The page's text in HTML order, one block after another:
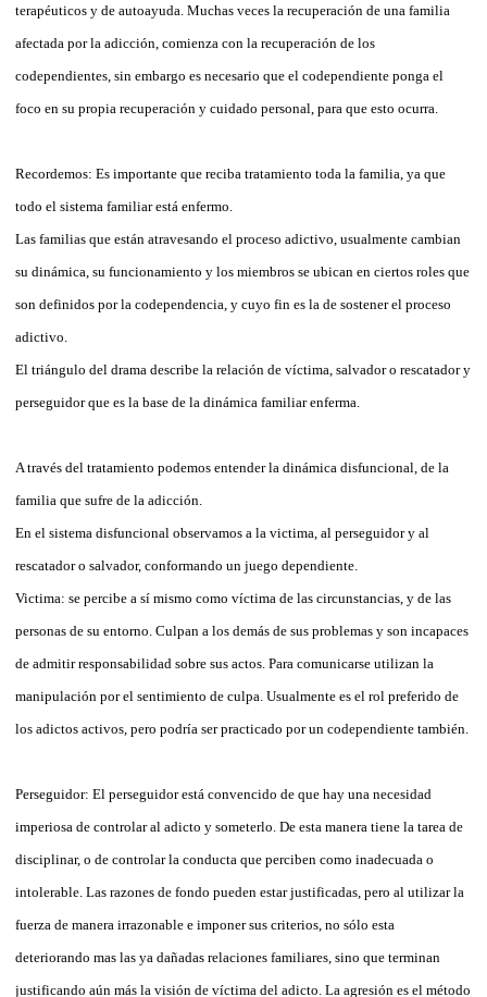
terapéuticos y de autoayuda. Muchas veces la recuperación de una familia
afectada por la adicción, comienza con la recuperación de los
codependientes, sin embargo es necesario que el codependiente ponga el
foco en su propia recuperación y cuidado personal, para que esto ocurra.
Recordemos: Es importante que reciba tratamiento toda la familia, ya que
todo el sistema familiar está enfermo.
Las familias que están atravesando el proceso adictivo, usualmente cambian
su dinámica, su funcionamiento y los miembros se ubican en ciertos roles que
son definidos por la codependencia, y cuyo fin es la de sostener el proceso
adictivo.
El triángulo del drama describe la relación de víctima, salvador o rescatador y
perseguidor que es la base de la dinámica familiar enferma.
A través del tratamiento podemos entender la dinámica disfuncional, de la
familia que sufre de la adicción.
En el sistema disfuncional observamos a la victima, al perseguidor y al
rescatador o salvador, conformando un juego dependiente.
Victima: se percibe a sí mismo como víctima de las circunstancias, y de las
personas de su entorno. Culpan a los demás de sus problemas y son incapaces
de admitir responsabilidad sobre sus actos. Para comunicarse utilizan la
manipulación por el sentimiento de culpa. Usualmente es el rol preferido de
los adictos activos, pero podría ser practicado por un codependiente también.
Perseguidor: El perseguidor está convencido de que hay una necesidad
imperiosa de controlar al adicto y someterlo. De esta manera tiene la tarea de
disciplinar, o de controlar la conducta que perciben como inadecuada o
intolerable. Las razones de fondo pueden estar justificadas, pero al utilizar la
fuerza de manera irrazonable e imponer sus criterios, no sólo esta
deteriorando mas las ya dañadas relaciones familiares, sino que terminan
justificando aún más la visión de víctima del adicto. La agresión es el método